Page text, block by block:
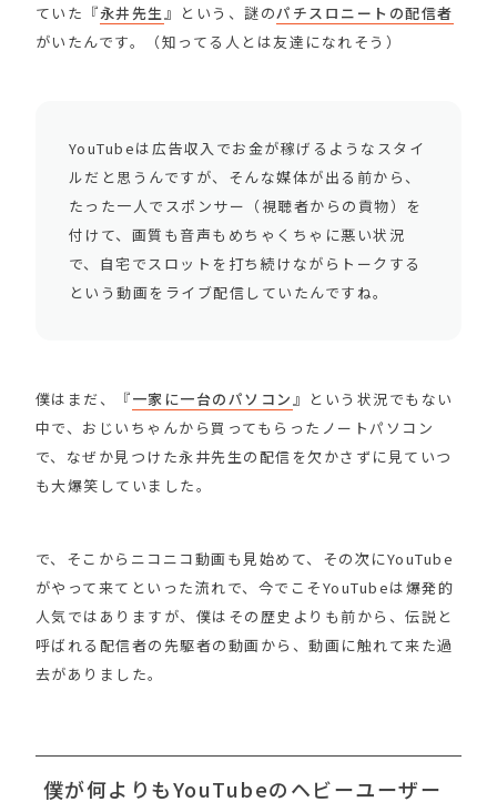
ていた『永井先生 』という、謎のパチスロニートの配信者
がいたんです。（知ってる人とは友達になれそう）
YouTubeは広告収入でお金が稼げるようなスタイ
ルだと思うんですが、そんな媒体が出る前から、
たった一人でスポンサー（視聴者からの貢物）を
付けて、画質も音声もめちゃくちゃに悪い状況
で、自宅でスロットを打ち続けながらトークする
という動画をライブ配信していたんですね。
僕はまだ、『一家に一台のパソコン 』という状況でもない
中で、おじいちゃんから買ってもらったノートパソコン
で、なぜか見つけた永井先生の配信を欠かさずに見ていつ
も大爆笑していました。
で、そこからニコニコ動画も見始めて、その次にYouTube
がやって来てといった流れで、今でこそYouTubeは爆発的
人気ではありますが、僕はその歴史よりも前から、伝説と
呼ばれる配信者の先駆者の動画から、動画に触れて来た過
去がありました。
僕が何よりもYouTubeのヘビーユーザー